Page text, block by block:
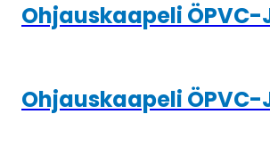
Ohjauskaapeli ÖPVC-
Ohjauskaapeli ÖPVC-